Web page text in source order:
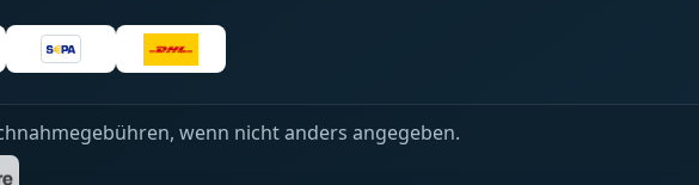
wenn nicht anders angegeben.